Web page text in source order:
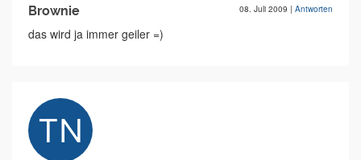
Brownie 08. Juli 2009 | Antworten
das wird ja immer geiler =)